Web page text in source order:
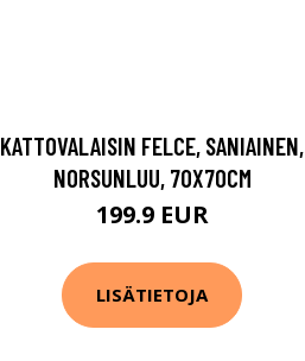
KATTOVALAISIN FELCE, SANIAINEN,
NORSUNLUU, 70X70CM
199.9 EUR
LISÄTIETOJA